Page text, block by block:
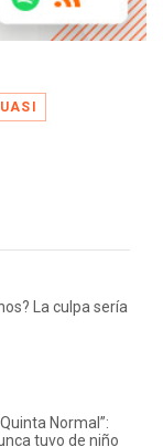
La culpa sería
Normal”:
tuvo de niño